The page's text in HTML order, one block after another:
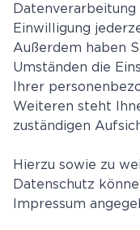
Einwilligung
Außerdem haben
Umständen die
Ihrer
Weiteren steht
zuständigen
Hierzu sowie zu
Datenschutz
Impressum